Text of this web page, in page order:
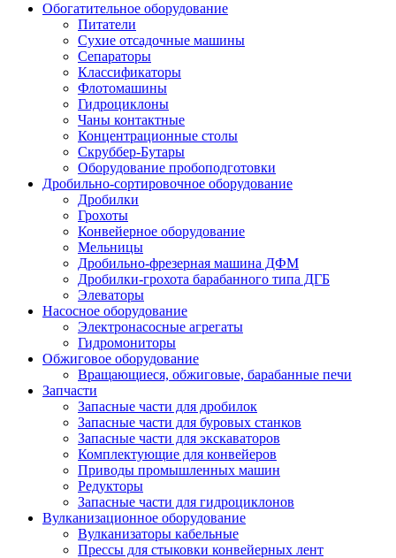
Обогатительное оборудование
Питатели
Сухие отсадочные машины
Сепараторы
Классификаторы
Флотомашины
Гидроциклоны
Чаны контактные
Концентрационные столы
Скруббер-Бутары
Оборудование пробоподготовки
Дробильно-сортировочное оборудование
Дробилки
Грохоты
Конвейерное оборудование
Мельницы
Дробильно-фрезерная машина ДФМ
Дробилки-грохота барабанного типа ДГБ
Элеваторы
Насосное оборудование
Электронасосные агрегаты
Гидромониторы
Обжиговое оборудование
Вращающиеся, обжиговые, барабанные печи
Запчасти
Запасные части для дробилок
Запасные части для буровых станков
Запасные части для экскаваторов
Комплектующие для конвейеров
Приводы промышленных машин
Редукторы
Запасные части для гидроциклонов
Вулканизационное оборудование
Вулканизаторы кабельные
Прессы для стыковки конвейерных лент